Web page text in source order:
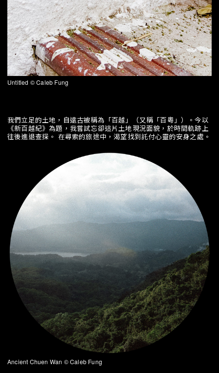
Untitled © Caleb Fung
我們立足的土地，自遠古被稱為「百越」（又稱「百粵」）。今以
《新百越紀》為題，我嘗試忘卻這片土地現況面貌，於時間軌跡上
往後進退查探。 在尋索的旅途中，渴望找到託付心靈的安身之處。
Ancient Chuen Wan © Caleb Fung